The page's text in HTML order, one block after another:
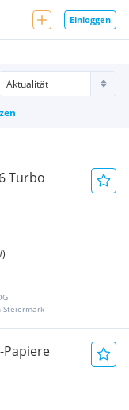
Einloggen
Turbo
Steiermark
Papiere